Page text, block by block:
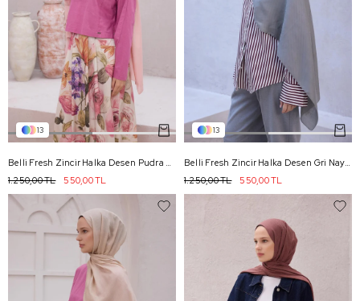
13
Belli Fresh Zincir Halka Desen Pudra Nayora Şal 1 - 39
550,00 TL
1.250,00 TL
13
Belli Fresh Zincir Halka Desen Gri Nayora Şal 1 - 19
550,00 TL
1.250,00 TL